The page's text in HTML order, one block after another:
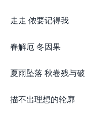
走走 侬要记得我
春解厄 冬因果
夏雨坠落 秋卷残与破
描不出理想的轮廓